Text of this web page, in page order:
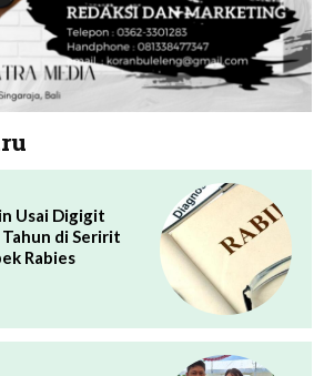
Usai Digigit
di Seririt
Rabies